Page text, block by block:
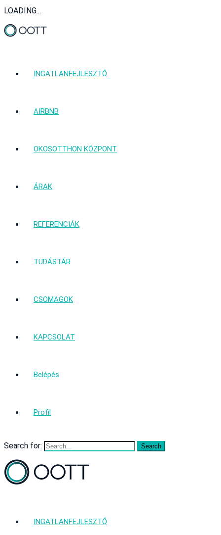
LOADING...
INGATLANFEJLESZTŐ
AIRBNB
OKOSOTTHON KÖZPONT
ÁRAK
REFERENCIÁK
TUDÁSTÁR
CSOMAGOK
KAPCSOLAT
Belépés
Profil
Search for:
INGATLANFEJLESZTŐ